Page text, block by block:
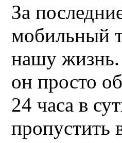
За
мобильный
нашу
он просто
24 часа в
пропустить